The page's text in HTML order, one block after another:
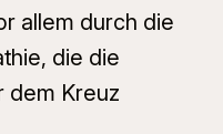
allem durch die
die die
dem Kreuz